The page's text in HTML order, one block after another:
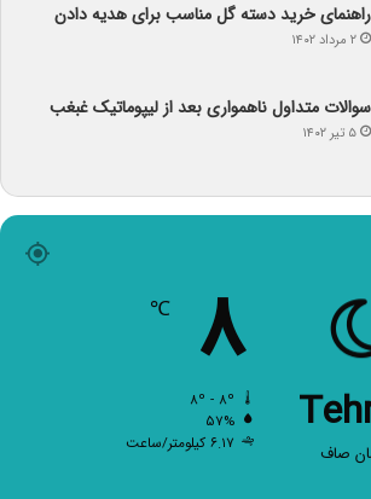
راهنمای خرید دسته گل مناسب برای هدیه دادن
۲ مرداد ۱۴۰۲
سوالات متداول ناهمواری بعد از لیپوماتیک غبغب
۵ تیر ۱۴۰۲
صاف
۸ ℃
۵۷%
۶.۱۷ کیلومتر/ساعت